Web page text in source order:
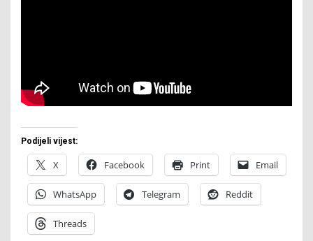
Podijeli vijest:
X Facebook Print Email
WhatsApp Telegram Reddit
Threads